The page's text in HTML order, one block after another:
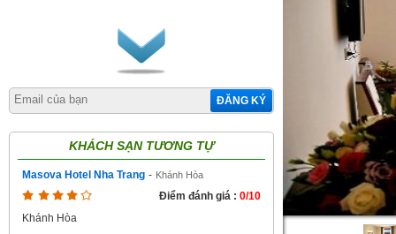
ĐĂNG KÝ
KHÁCH SẠN TƯƠNG TỰ
Masova Hotel Nha Trang - Khánh Hòa
Điểm đánh giá : 0/10
Khánh Hòa